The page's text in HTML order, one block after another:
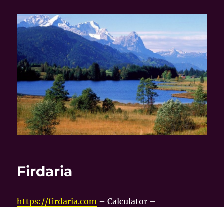
Firdaria
https://firdaria.com – Calculator –